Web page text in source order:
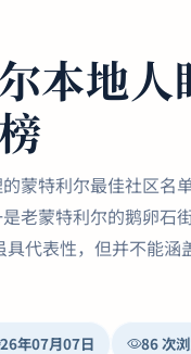
本地
蒙特利尔最佳社区
老蒙特利尔的鹅卵石
具代表性，但并不能
26年07月07日 86 次